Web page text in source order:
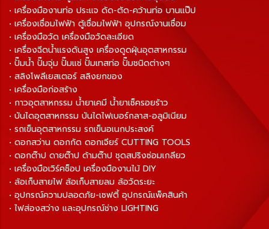
• เครื่องมืองานท่อ ประแจ ดัด-ตัด-คว้านท่อ บานแป๊ป
• เครื่องเชื่อมไฟฟ้า ตู้เชื่อมไฟฟ้า อุปกรณ์งานเชื่อม
• เครื่องมือวัด เครื่องมือวัดละเอียด
• เครื่องฉีดน้ำแรงดันสูง เครื่องดูดฝุ่นอุตสาหกรรม
• ปั๊มน้ำ ปั๊มจุ่ม ปั๊มแช่ ปั๊มเทสท่อ ปั๊มชนิดต่างๆ
• สลิงโพลีเยสเตอร์ สลิงยกของ
• เครื่องมือก่อสร้าง
• กาวอุตสาหกรรม น้ำยาเคมี น้ำยาเช็ครอยร้าว
• บันไดอุตสาหกรรม บันไดไฟเบอร์กลาส-อลูมิเนียม
• รถเข็นอุตสาหกรรม รถเข็นอเนกประสงค์
• ดอกสว่าน ดอกกัด ดอกเจียร์ CUTTING TOOLS
• ดอกต๊าป ดายต๊าป ด้ามต๊าป ชุดสปริงซ่อมเกลียว
• เครื่องมือเวิร์คช็อป เครื่องมืองานไม้ DIY
• ล้อเก็บสายไฟ ล้อเก็บสายลม ล้อวัดระยะ
• อุปกรณ์ความปลอดภัย-เซฟตี้ อุปกรณ์แพ็คสินค้า
• ไฟส่องสว่าง และอุปกรณ์ช่าง LIGHTING